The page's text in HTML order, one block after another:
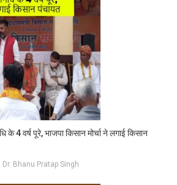
के 4 वर्ष पूरे, भाजपा किसान मोर्चा ने लगाई किसान
Dr. Bhanu Pratap Singh